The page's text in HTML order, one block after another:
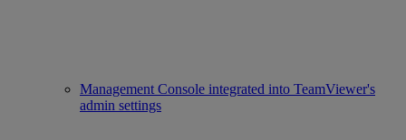
Management Console integrated into TeamViewer's
admin settings